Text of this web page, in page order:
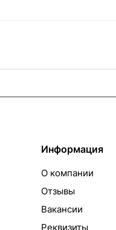
Информация
О компании
Отзывы
Вакансии
Реквизиты